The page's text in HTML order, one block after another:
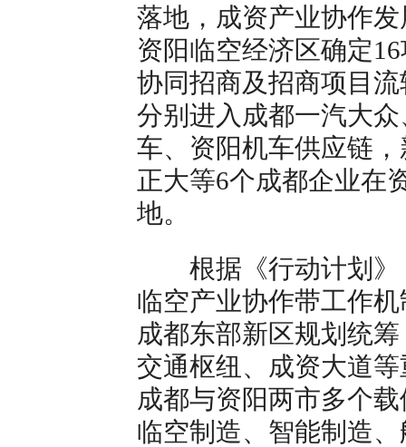
落地，成资产业协作
资阳临空经济区确定
协同招商及招商项目
分别进入成都一汽大
车、资阳机车供应链
正大等6个成都企业在
地。
根据《行动计划》
临空产业协作带工作
成都东部新区规划统
交通枢纽、成资大道
成都与资阳两市多个
临空制造、智能制造